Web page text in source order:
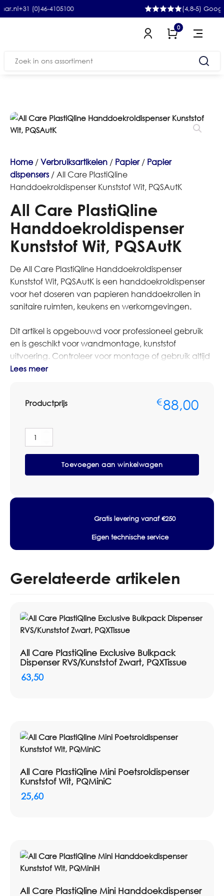
+31 (0)46-4105100 (4,8-5) Google
0
Zoeken
Home/Verbruiksartikelen / Papier/ Papier
dispensers / All Care PlastiQline
Handdoekroldispenser Kunststof Wit, PQSAutK
All Care PlastiQline
Handdoekroldispenser
Kunststof Wit, PQSAutK
De All Care PlastiQline Handdoekroldispenser
Kunststof Wit, PQSAutK is een handdoekroldispenser
voor het doseren van papieren handdoekrollen in
sanitaire ruimten, keukens en werkomgevingen.
Dit artikel is opgebouwd voor professioneel gebruik
en is geschikt voor wandmontage, kunststof
uitvoering. Controleer voor montage of gebruik altijd
de afmetingen, vulling en aansluiting op het
Bestelt u dit artikel in grotere aantallen of op basis van
Omnimar voor persoonlijk advies of een
maatwerkofferte. We denken graag mee over het
juiste artikel, het passende systeem, verbruik,
voorraadbeheer en zakelijke prijsafspraken.
Merk: All Care
Artikelnummer producent: PQSAutK
Model: PQSAutK
Kleur: Wit
Diepte: 204 mm
Toepassing: Wandmontage
210 mm, Rol breedte: max. 210 mm)
Lees meer
Productprijs €88,00
Care
PlastiQline
Handdoekroldispenser
Kunststof
Toevoegen aan winkelwagen
Gratis levering vanaf €250
Eigen technische service
Gerelateerde artikelen
All Care PlastiQline Exclusive Bulkpack
Dispenser RVS/Kunststof Zwart, PQXTissue
63,50
All Care PlastiQline Mini Poetsroldispenser
Kunststof Wit, PQMiniC
25,60
All Care PlastiQline Mini Handdoekdispenser